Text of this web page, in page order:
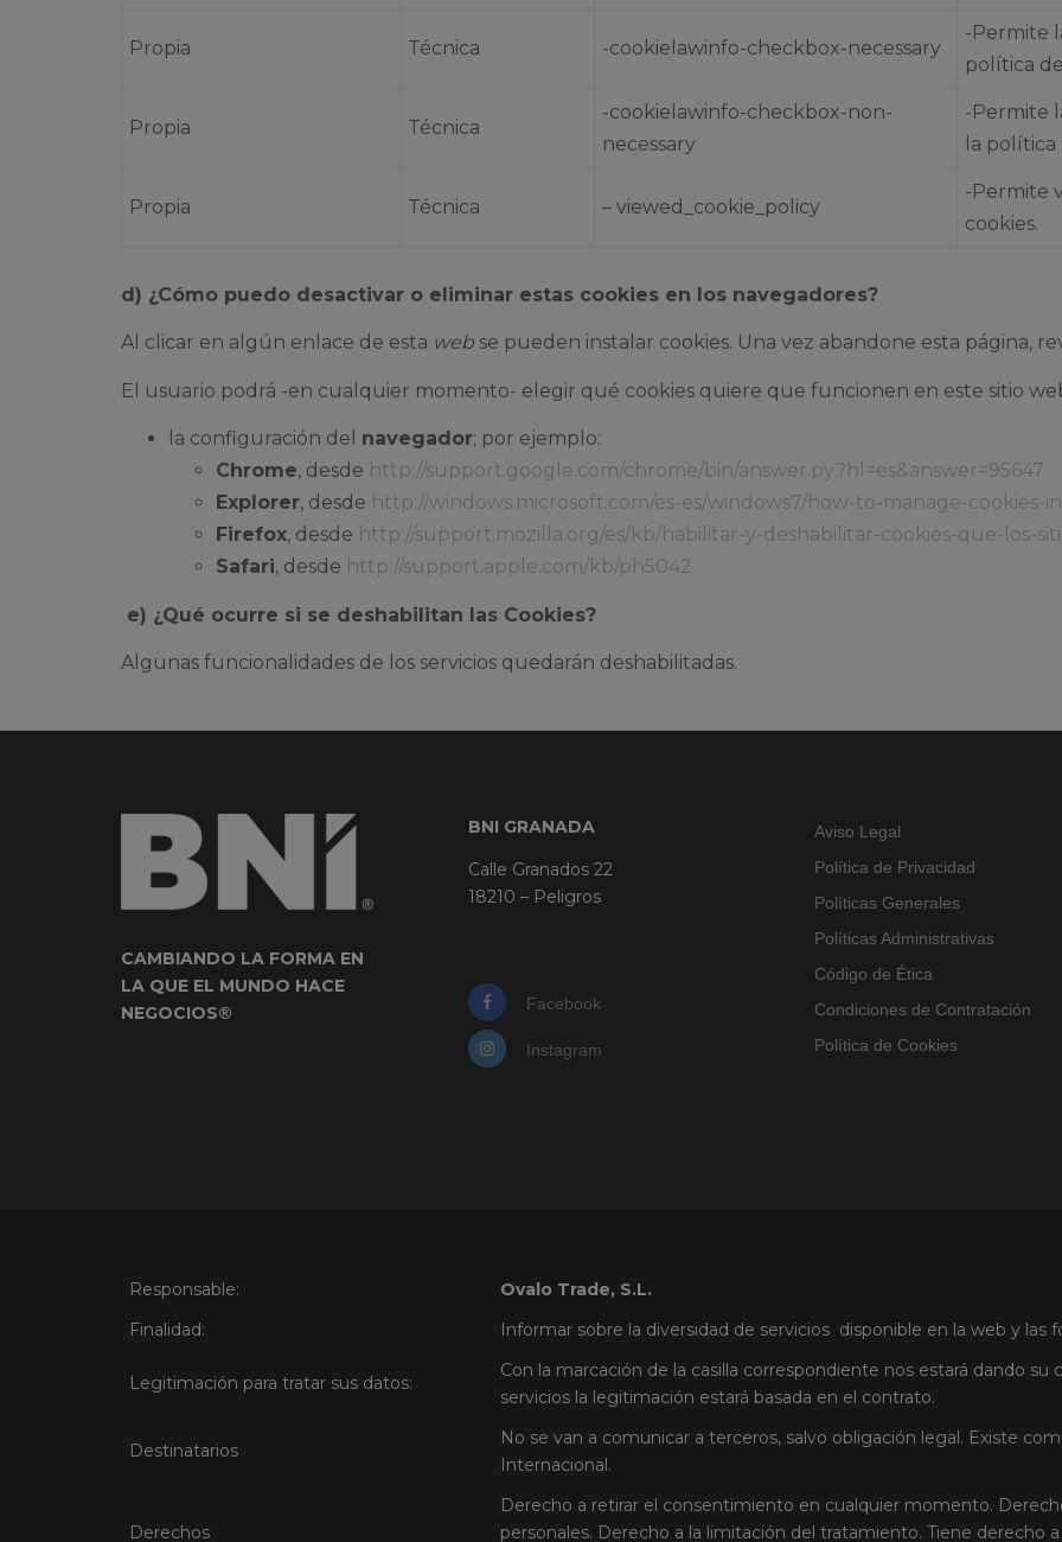
Propia Técnica -cookielawinfo-checkbox-necessary
-Permite
política
Propia Técnica
-cookielawinfo-checkbox-non-
necessary
-Permite
la política
Propia Técnica – viewed_cookie_policy
-Permite
cookies.
d) ¿Cómo puedo desactivar o eliminar estas cookies en los navegadores?
Al clicar en algún enlace de esta web se pueden instalar cookies. Una vez abandone esta página,
El usuario podrá -en cualquier momento- elegir qué cookies quiere que funcionen en este sitio
la configuración del navegador; por ejemplo:
Chrome, desde http://support.google.com/chrome/bin/answer.py?hl=es&answer=95647
Explorer, desde http://windows.microsoft.com/es-es/windows7/how-to-manage-
Firefox, desde http://support.mozilla.org/es/kb/habilitar-y-deshabilitar-cookies-que-los-
Safari, desde http://support.apple.com/kb/ph5042
e) ¿Qué ocurre si se deshabilitan las Cookies?
Algunas funcionalidades de los servicios quedarán deshabilitadas.
CAMBIANDO LA FORMA EN
LA QUE EL MUNDO HACE
NEGOCIOS®
BNI GRANADA
Calle Granados 22
18210 – Peligros
Facebook
Instagram
Aviso Legal
Política de Privacidad
Políticas Generales
Políticas Administrativas
Código de Ética
Condiciones de Contratación
Política de Cookies
Responsable:
Ovalo Trade, S.L.
Finalidad:
Informar sobre la diversidad de servicios disponible en la web y las
Legitimación para tratar sus datos:
Con la marcación de la casilla correspondiente nos estará dando
servicios la legitimación estará basada en el contrato.
Destinatarios
No se van a comunicar a terceros, salvo obligación legal. Existe
Internacional.
Derechos
Derecho a retirar el consentimiento en cualquier momento.
personales. Derecho a la limitación del tratamiento. Tiene derecho